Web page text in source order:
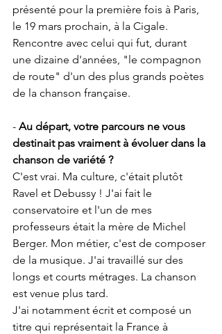
présenté pour la première fois à Paris,
le 19 mars prochain, à la Cigale.
Rencontre avec celui qui fut, durant
une dizaine d'années, "le compagnon
de route" d'un des plus grands poètes
de la chanson française.
- Au départ, votre parcours ne vous
destinait pas vraiment à évoluer dans la
chanson de variété ?
C'est vrai. Ma culture, c'était plutôt
Ravel et Debussy ! J'ai fait le
conservatoire et l'un de mes
professeurs était la mère de Michel
Berger. Mon métier, c'est de composer
de la musique. J'ai travaillé sur des
longs et courts métrages. La chanson
est venue plus tard.
J'ai notamment écrit et composé un
titre qui représentait la France à